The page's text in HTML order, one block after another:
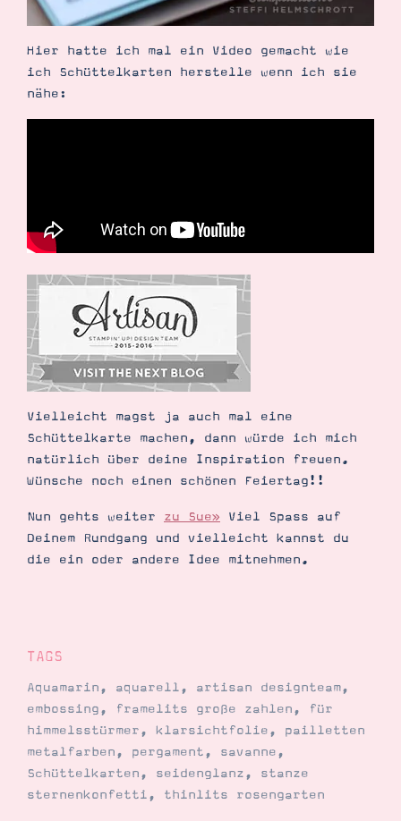
Hier hatte ich mal ein Video gemacht wie
ich Schüttelkarten herstelle wenn ich sie
nähe:
Vielleicht magst ja auch mal eine
Schüttelkarte machen, dann würde ich mich
natürlich über deine Inspiration freuen.
Wünsche noch einen schönen Feiertag!!
Nun gehts weiter zu Sue» Viel Spass auf
Deinem Rundgang und vielleicht kannst du
die ein oder andere Idee mitnehmen.
TAGS
Aquamarin, aquarell, artisan designteam,
embossing, framelits große zahlen,
für
himmelsstürmer, klarsichtfolie, pailletten
metalfarben, pergament, savanne,
Schüttelkarten, seidenglanz, stanze
sternenkonfetti, thinlits rosengarten